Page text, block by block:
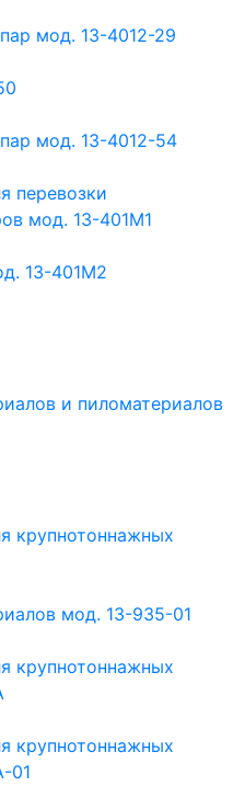
мод. 13-4012-29
мод. 13-4012-54
перевозки
мод. 13-401М1
13-401М2
и пиломатериалов
крупнотоннажных
мод. 13-935-01
крупнотоннажных
крупнотоннажных
01